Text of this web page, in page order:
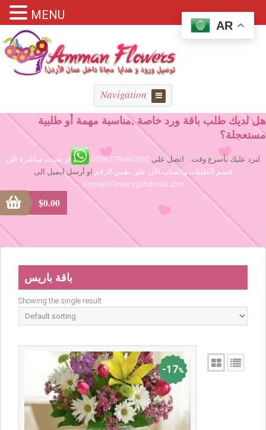
Navigation
هل لديك طلب باقة ورد خاصة ,مناسبة مهمة أو طلبية
مستعجلة؟
لنرد عليك بأسرع وقت... اتصل على 00962796462495
او تحدث مباشرة الى
قسم الطلبات واتساب الآن على نفس الرقم او أرسل ايميل الى
AmmanFlowers@hotmail.com
$0.00
باقة باريس
Showing the single result
17%
AR
MENU